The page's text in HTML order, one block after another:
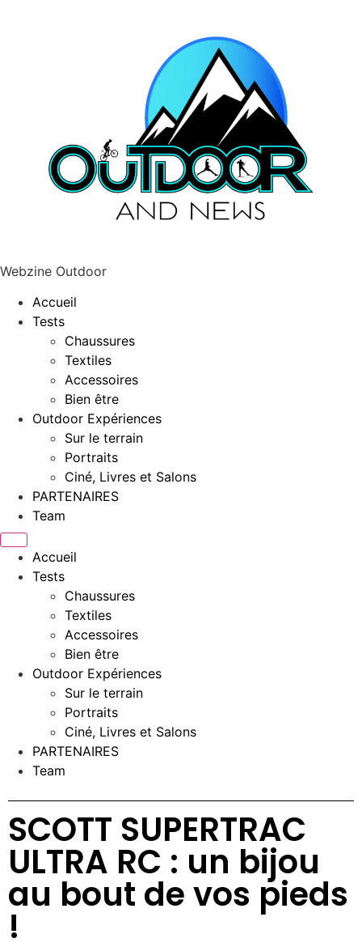
Webzine Outdoor
Accueil
Tests
Chaussures
Textiles
Accessoires
Bien être
Outdoor Expériences
Sur le terrain
Portraits
Ciné, Livres et Salons
PARTENAIRES
Team
Accueil
Tests
Chaussures
Textiles
Accessoires
Bien être
Outdoor Expériences
Sur le terrain
Portraits
Ciné, Livres et Salons
PARTENAIRES
Team
SCOTT SUPERTRAC
ULTRA RC : un bijou
au bout de vos pieds
!